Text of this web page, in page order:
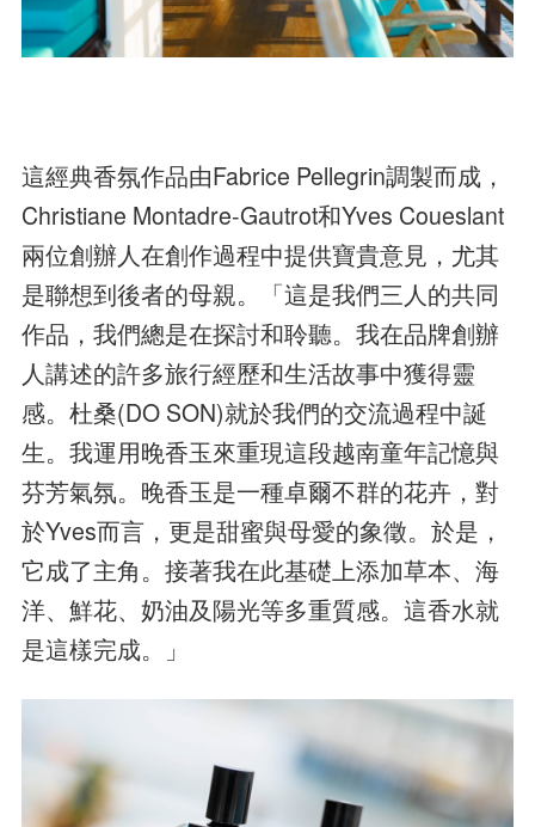
這經典香氛作品由Fabrice Pellegrin調製而成，
Christiane Montadre-Gautrot和Yves Coueslant
兩位創辦人在創作過程中提供寶貴意見，尤其
是聯想到後者的母親。「這是我們三人的共同
作品，我們總是在探討和聆聽。我在品牌創辦
人講述的許多旅行經歷和生活故事中獲得靈
感。杜桑(DO SON)就於我們的交流過程中誕
生。我運用晚香玉來重現這段越南童年記憶與
芬芳氣氛。晚香玉是一種卓爾不群的花卉，對
於Yves而言，更是甜蜜與母愛的象徵。於是，
它成了主角。接著我在此基礎上添加草本、海
洋、鮮花、奶油及陽光等多重質感。這香水就
是這樣完成。」